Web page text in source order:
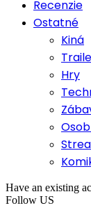
Recenzie
Ostatné
Kiná
Hry
Have an existing
Follow US